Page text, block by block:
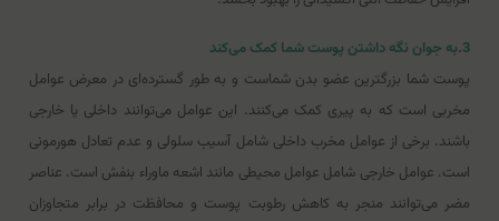
3.به جوان نگه داشتن پوست شما کمک می‌کند
پوست شما بزرگترین عضو بدن شماست و به طور گسترده‌ای در معرض عوامل
مخربی است که به پیری کمک می‌کنند. این عوامل می‌توانند داخلی یا خارجی
باشند. برخی از عوامل مخرب داخلی شامل آسیب سلولی و عدم تعادل هورمونی
است. عوامل خارجی شامل عوامل محیطی مانند اشعه ماوراء بنفش است. عناصر
مضر می‌توانند منجر به کاهش رطوبت پوست و محافظت در برابر متجاوزان